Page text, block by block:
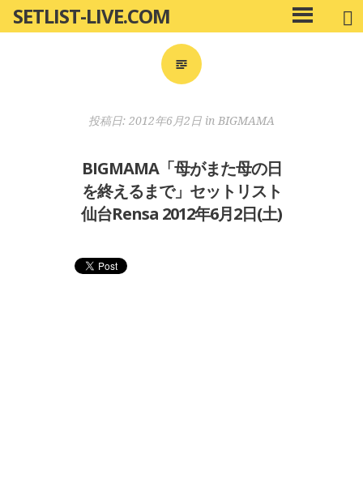
ン
SETLIST-LIVE.COM
メ
イ
投稿日: 2012年6月2日 in BIGMAMA
BIGMAMA「母がまた母の日
を終えるまで」セットリスト
仙台Rensa 2012年6月2日(土)